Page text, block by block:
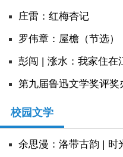
庄雷：红梅杏记
罗伟章：屋檐（节选）
彭闯 | 涨水：我家住在
第九届鲁迅文学奖评奖
校园文学
余思漫：洛带古韵 | 时